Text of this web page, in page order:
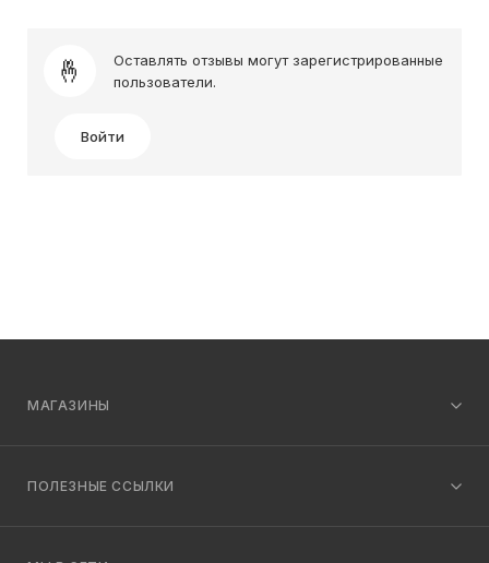
Оставлять отзывы могут зарегистрированные
пользователи.
Войти
МАГАЗИНЫ
ПОЛЕЗНЫЕ ССЫЛКИ